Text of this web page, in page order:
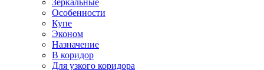
Зеркальные
Особенности
Купе
Эконом
Назначение
В коридор
Для узкого коридора